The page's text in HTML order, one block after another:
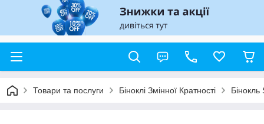
Товари та послуги Біноклі Змінної Кратності